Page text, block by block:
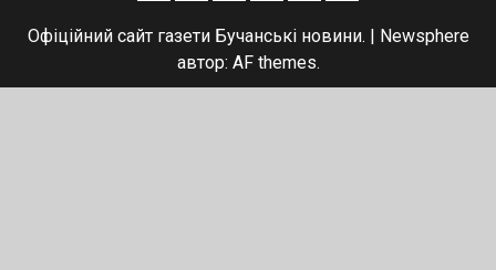
Офіційний сайт газети Бучанські новини.
Newsphere
автор: AF themes.